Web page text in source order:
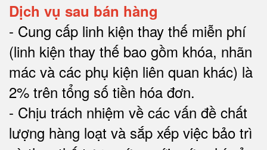
Dịch vụ sau bán hàng
- Cung cấp linh kiện thay thế miễn phí
(linh kiện thay thế bao gồm khóa, nhãn
mác và các phụ kiện liên quan khác) là
2% trên tổng số tiền hóa đơn.
- Chịu trách nhiệm về các vấn đề chất
lượng hàng loạt và sắp xếp việc bảo trì